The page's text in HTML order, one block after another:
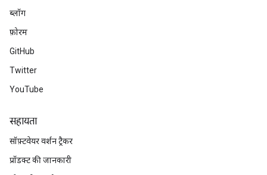
ब्लॉग
फ़ोरम
GitHub
Twitter
YouTube
सहायता
सॉफ़्टवेयर वर्शन ट्रैकर
प्रॉडक्ट की जानकारी